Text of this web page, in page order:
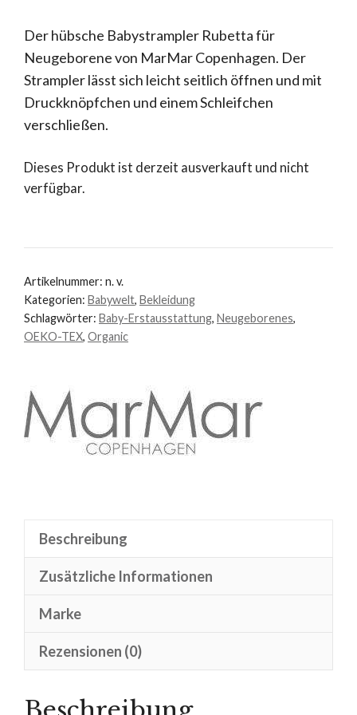
Der hübsche Babystrampler Rubetta für
Neugeborene von MarMar Copenhagen. Der
Strampler lässt sich leicht seitlich öffnen und mit
Druckknöpfchen und einem Schleifchen
verschließen.
Dieses Produkt ist derzeit ausverkauft und nicht
verfügbar.
Artikelnummer: n. v.
Kategorien: Babywelt, Bekleidung
Schlagwörter: Baby-Erstausstattung, Neugeborenes,
OEKO-TEX, Organic
Beschreibung
Zusätzliche Informationen
Marke
Rezensionen (0)